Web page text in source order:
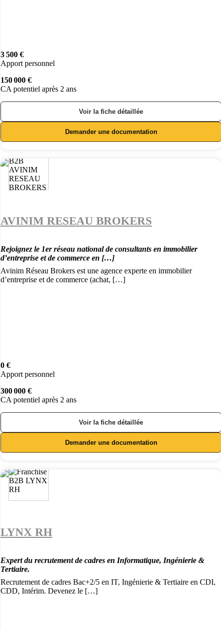
3 500 €
Apport personnel
150 000 €
CA potentiel après 2 ans
Voir la fiche détaillée
Demander une documentation
AVINIM RESEAU BROKERS
Rejoignez le 1er réseau national de consultants en immobilier
d’entreprise et de commerce en […]
Avinim Réseau Brokers est une agence experte en immobilier
d’entreprise et de commerce (achat, […]
0 €
Apport personnel
300 000 €
CA potentiel après 2 ans
Voir la fiche détaillée
Demander une documentation
LYNX RH
Expert du recrutement de cadres en Informatique, Ingénierie &
Tertiaire.
Recrutement de cadres Bac+2/5 en IT, Ingénierie & Tertiaire en CDI,
CDD, Intérim. Devenez le […]